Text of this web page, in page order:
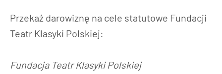
Przekaż darowiznę na cele statutowe Fundacji
Teatr Klasyki Polskiej:
Fundacja Teatr Klasyki Polskiej